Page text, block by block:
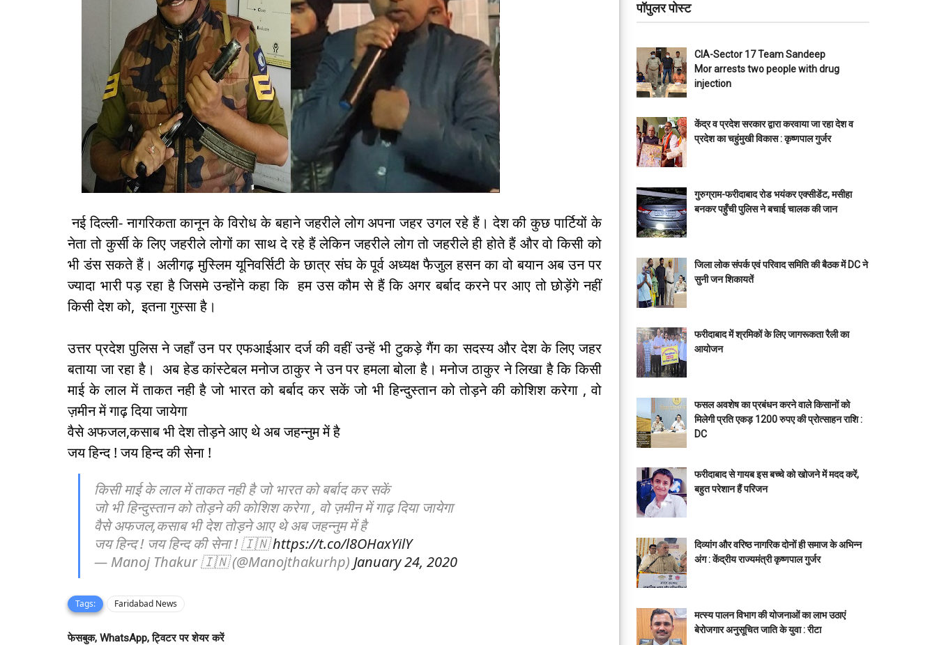
नई दिल्ली- नागरिकता कानून के विरोध के बहाने जहरीले लोग अपना जहर उगल रहे हैं। देश की कुछ पार्टियों के
नेता तो कुर्सी के लिए जहरीले लोगों का साथ दे रहे हैं लेकिन जहरीले लोग तो जहरीले ही होते हैं और वो किसी को
भी डंस सकते हैं। अलीगढ़ मुस्लिम यूनिवर्सिटी के छात्र संघ के पूर्व अध्यक्ष फैजुल हसन का वो बयान अब उन पर
ज्यादा भारी पड़ रहा है जिसमे उन्होंने कहा कि हम उस कौम से हैं कि अगर बर्बाद करने पर आए तो छोड़ेंगे नहीं
किसी देश को, इतना गुस्सा है।
उत्तर प्रदेश पुलिस ने जहाँ उन पर एफआईआर दर्ज की वहीं उन्हें भी टुकड़े गैंग का सदस्य और देश के लिए जहर
बताया जा रहा है। अब हेड कांस्टेबल मनोज ठाकुर ने उन पर हमला बोला है। मनोज ठाकुर ने लिखा है कि किसी
माई के लाल में ताकत नही है जो भारत को बर्बाद कर सकें जो भी हिन्दुस्तान को तोड़ने की कोशिश करेगा , वो
ज़मीन में गाढ़ दिया जायेगा
वैसे अफजल,कसाब भी देश तोड़ने आए थे अब जहन्नुम में है
जय हिन्द ! जय हिन्द की सेना !
किसी माई के लाल में ताकत नही है जो भारत को बर्बाद कर सकें
जो भी हिन्दुस्तान को तोड़ने की कोशिश करेगा , वो ज़मीन में गाढ़ दिया जायेगा
वैसे अफजल,कसाब भी देश तोड़ने आए थे अब जहन्नुम में है
जय हिन्द ! जय हिन्द की सेना ! 🇮🇳https://t.co/l8OHaxYilY
— Manoj Thakur 🇮🇳 (@Manojthakurhp) January 24, 2020
Tags: Faridabad News
फेसबुक, WhatsApp, ट्विटर पर शेयर करें
पॉपुलर पोस्ट
CIA-Sector 17 Team Sandeep
Mor arrests two people with drug
injection
केंद्र व प्रदेश सरकार द्वारा करवाया जा रहा देश व
प्रदेश का चहुंमुखी विकास : कृष्णपाल गुर्जर
गुरुग्राम-फरीदाबाद रोड भयंकर एक्सीडेंट, मसीहा
बनकर पहुँची पुलिस ने बचाई चालक की जान
जिला लोक संपर्क एवं परिवाद समिति की बैठक में DC ने
सुनी जन शिकायतें
फरीदाबाद में श्रमिकों के लिए जागरूकता रैली का
आयोजन
फसल अवशेष का प्रबंधन करने वाले किसानों को
मिलेगी प्रति एकड़ 1200 रुपए की प्रोत्साहन राशि :
DC
फरीदाबाद से गायब इस बच्चे को खोजने में मदद करें,
बहुत परेशान हैं परिजन
दिव्यांग और वरिष्ठ नागरिक दोनों ही समाज के अभिन्न
अंग : केंद्रीय राज्यमंत्री कृष्णपाल गुर्जर
मत्स्य पालन विभाग की योजनाओं का लाभ उठाएं
बेरोजगार अनुसूचित जाति के युवा : रीटा